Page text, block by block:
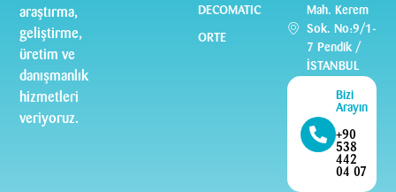
araştırma,
geliştirme,
üretim ve
danışmanlık
hizmetleri
veriyoruz.
DECOMATIC
ORTE
Mah. Kerem
Sok. No:9/1-
7 Pendik /
İSTANBUL
Bizi
Arayın
+90
538
442
04 07